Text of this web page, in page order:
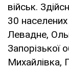
військ.
30
Левадне,
Запорізької
Михайлівка,